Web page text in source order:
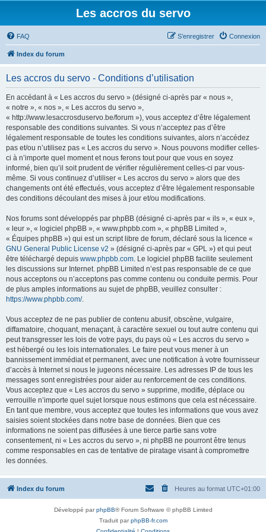
Les accros du servo
FAQ Connexion
S’enregistrer
Index du forum
Les accros du servo - Conditions d’utilisation
En accédant à « Les accros du servo » (désigné ci-après par « nous »,
« notre », « nos », « Les accros du servo »,
« http://www.lesaccrosduservo.be/forum »), vous acceptez d’être légalement
responsable des conditions suivantes. Si vous n’acceptez pas d’être
légalement responsable de toutes les conditions suivantes, alors n’accédez
pas et/ou n’utilisez pas « Les accros du servo ». Nous pouvons modifier celles-
ci à n’importe quel moment et nous ferons tout pour que vous en soyez
informé, bien qu’il soit prudent de vérifier régulièrement celles-ci par vous-
même. Si vous continuez d’utiliser « Les accros du servo » alors que des
changements ont été effectués, vous acceptez d’être légalement responsable
des conditions découlant des mises à jour et/ou modifications.
Nos forums sont développés par phpBB (désigné ci-après par « ils », « eux »,
« leur », « logiciel phpBB », « www.phpbb.com », « phpBB Limited »,
« Équipes phpBB ») qui est un script libre de forum, déclaré sous la licence «
GNU General Public License v2 » (désigné ci-après par « GPL ») et qui peut
être téléchargé depuis www.phpbb.com. Le logiciel phpBB facilite seulement
les discussions sur Internet. phpBB Limited n’est pas responsable de ce que
nous acceptons ou n’acceptons pas comme contenu ou conduite permis. Pour
de plus amples informations au sujet de phpBB, veuillez consulter :
https://www.phpbb.com/.
Vous acceptez de ne pas publier de contenu abusif, obscène, vulgaire,
diffamatoire, choquant, menaçant, à caractère sexuel ou tout autre contenu qui
peut transgresser les lois de votre pays, du pays où « Les accros du servo »
est hébergé ou les lois internationales. Le faire peut vous mener à un
bannissement immédiat et permanent, avec une notification à votre fournisseur
d’accès à Internet si nous le jugeons nécessaire. Les adresses IP de tous les
messages sont enregistrées pour aider au renforcement de ces conditions.
Vous acceptez que « Les accros du servo » supprime, modifie, déplace ou
verrouille n’importe quel sujet lorsque nous estimons que cela est nécessaire.
En tant que membre, vous acceptez que toutes les informations que vous avez
saisies soient stockées dans notre base de données. Bien que ces
informations ne soient pas diffusées à une tierce partie sans votre
consentement, ni « Les accros du servo », ni phpBB ne pourront être tenus
comme responsables en cas de tentative de piratage visant à compromettre
les données.
Index du forum Heures au format UTC+01:00
Développé parphpBB® Forum Software © phpBB Limited
Traduit parphpBB-fr.com